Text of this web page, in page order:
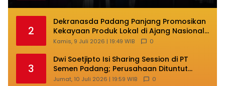
2
Dekranasda Padang Panjang Promosikan
Kekayaan Produk Lokal di Ajang Nasional
Makassar
Kamis, 9 Juli 2026 | 19:49 WIB 0
3
Dwi Soetjipto Isi Sharing Session di PT
Semen Padang; Perusahaan Dituntut
Lakukan Transformasi
Jumat, 10 Juli 2026 | 19:59 WIB 0